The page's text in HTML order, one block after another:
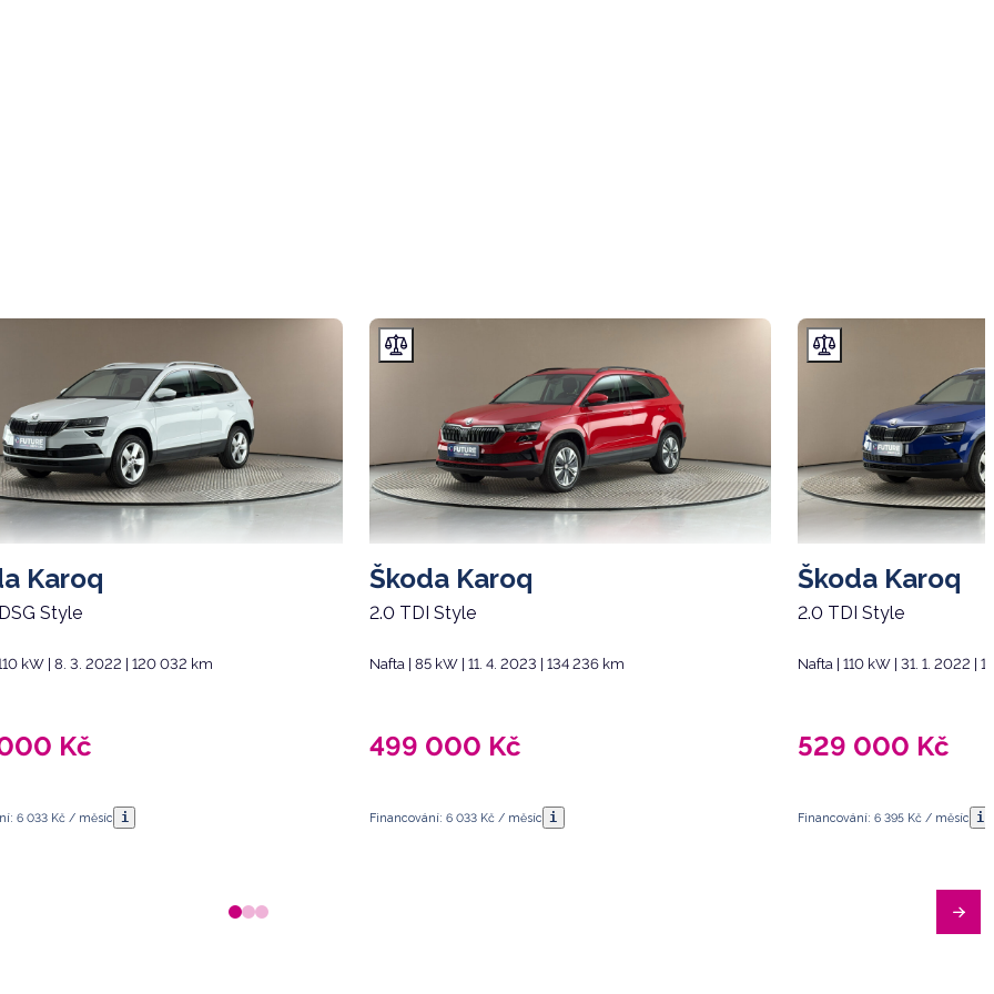
Karoq
Style
kW | 8. 3. 2022 | 120 032 km
Kč
6 033 Kč / měsíc i
Škoda Karoq
2.0 TDI Style
Nafta | 85 kW | 11. 4. 2023 | 134 236 km
499 000 Kč
Financování: 6 033 Kč / měsíc i
Škoda Karoq
2.0 TDI Style
Nafta | 110 kW | 31. 1. 2022 |
529 000 Kč
Financování: 6 395 Kč / měsíc i